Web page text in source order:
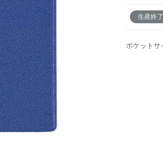
生産終
ポケットサ